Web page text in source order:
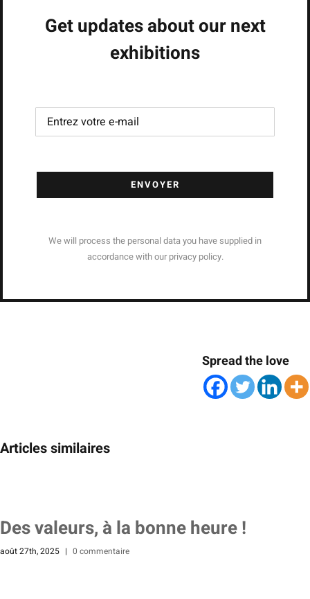
Get updates about our next
exhibitions
ENVOYER
We will process the personal data you have supplied in
accordance with our privacy policy.
Spread the love
Articles similaires
Des valeurs, à la bonne heure !
août 27th, 2025 | 0 commentaire